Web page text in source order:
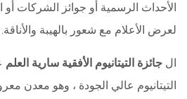
الأحداث الرسمية أو جوائز الشركات
لعرض الأعلام مع شعور بالهيبة والأناقة.
ال جائزة التيتانيوم الأفقية سارية العلم
التيتانيوم عالي الجودة ، وهو معدن